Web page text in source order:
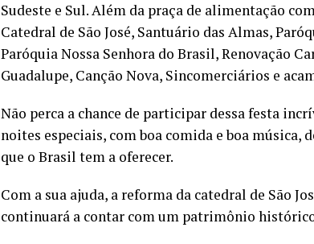
Sudeste e Sul. Além da praça de alimentação
Catedral de São José, Santuário das Almas,
Paróquia Nossa Senhora do Brasil, Renovação
Guadalupe, Canção Nova, Sincomerciários e
Não perca a chance de participar dessa festa
noites especiais, com boa comida e boa música,
que o Brasil tem a oferecer.
Com a sua ajuda, a reforma da catedral de São
continuará a contar com um patrimônio